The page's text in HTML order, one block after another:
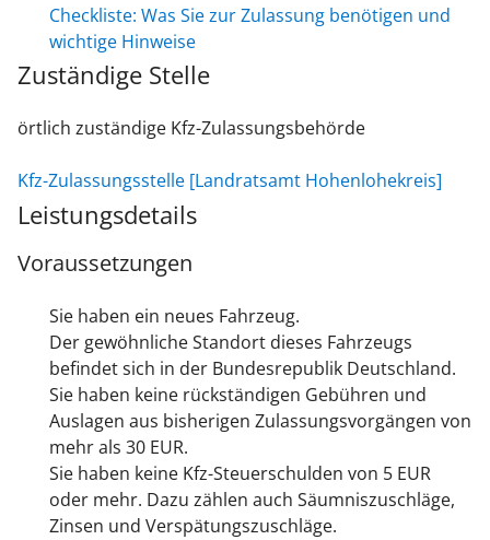
Checkliste: Was Sie zur Zulassung benötigen und
wichtige Hinweise
Zuständige Stelle
örtlich zuständige Kfz-Zulassungsbehörde
Kfz-Zulassungsstelle [Landratsamt Hohenlohekreis]
Leistungsdetails
Voraussetzungen
Sie haben ein neues Fahrzeug.
Der gewöhnliche Standort dieses Fahrzeugs
befindet sich in der Bundesrepublik Deutschland.
Sie haben keine rückständigen Gebühren und
Auslagen aus bisherigen Zulassungsvorgängen von
mehr als 30 EUR.
Sie haben keine Kfz-Steuerschulden von 5 EUR
oder mehr. Dazu zählen auch Säumniszuschläge,
Zinsen und Verspätungszuschläge.